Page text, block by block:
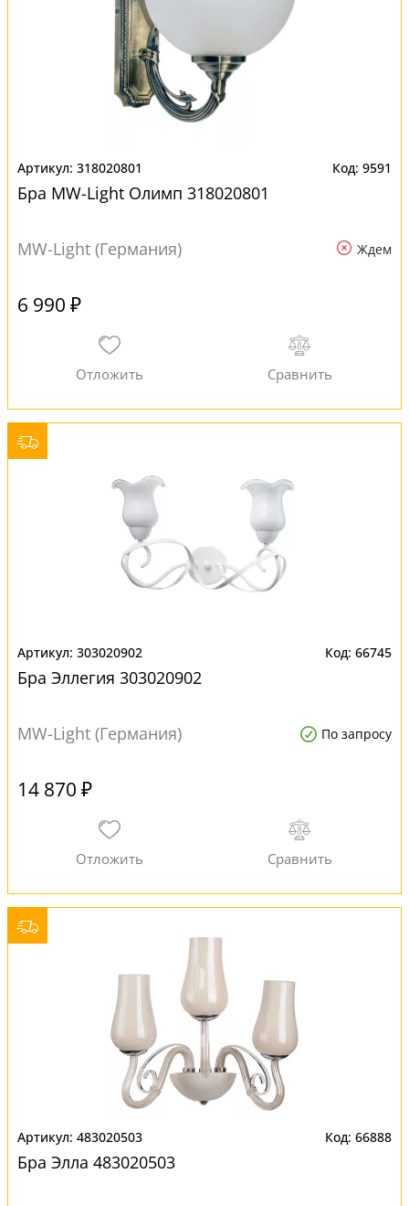
318020801 9591
Бра MW-Light Олимп 318020801
MW-Light (Германия) Ждем
6 990 ₽
303020902 66745
Бра Эллегия 303020902
MW-Light (Германия) По запросу
14 870 ₽
483020503 66888
Бра Элла 483020503